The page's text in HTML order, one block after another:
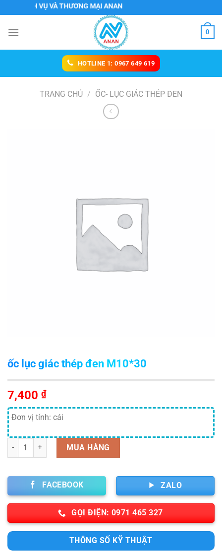
đến
nội
DỊCH VỤ VÀ THƯƠNG MẠI ANAN
0
HOTLINE 1: 0967 649 619
TRANG CHỦ / ỐC- LỤC GIÁC THÉP ĐEN
ốc lục giác thép đen M10*30
7,400 ₫
Đơn vị tính: cái
Số lượng MUA HÀNG
FACEBOOK ZALO
GỌI ĐIỆN: 0971 465 327
THÔNG SỐ KỸ THUẬT